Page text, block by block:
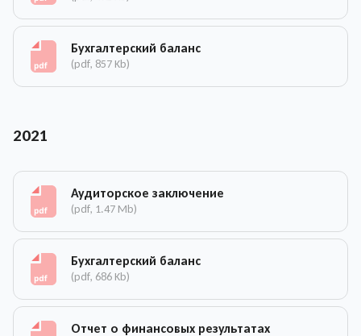
Бухгалтерский баланс
(pdf, 857 Kb)
2021
Аудиторское заключение
(pdf, 1.47 Mb)
Бухгалтерский баланс
(pdf, 686 Kb)
Отчет о финансовых результатах